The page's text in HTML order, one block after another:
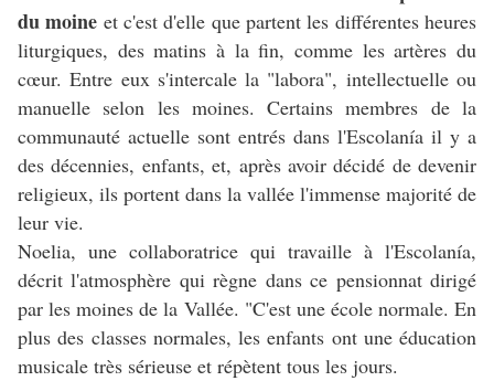
du moine et c'est d'elle que partent les différentes heures
liturgiques, des matins à la fin, comme les artères du
cœur. Entre eux s'intercale la "labora", intellectuelle ou
manuelle selon les moines. Certains membres de la
communauté actuelle sont entrés dans l'Escolanía il y a
des décennies, enfants, et, après avoir décidé de devenir
religieux, ils portent dans la vallée l'immense majorité de
leur vie.
Noelia, une collaboratrice qui travaille à l'Escolanía,
décrit l'atmosphère qui règne dans ce pensionnat dirigé
par les moines de la Vallée. "C'est une école normale. En
plus des classes normales, les enfants ont une éducation
musicale très sérieuse et répètent tous les jours.